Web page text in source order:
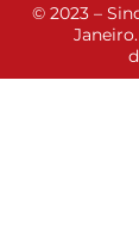
© 2023 –